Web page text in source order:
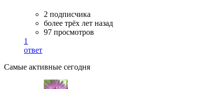
2 подписчика
более трёх лет назад
97 просмотров
1
ответ
Самые активные сегодня